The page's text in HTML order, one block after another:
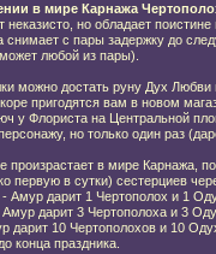
в мире Карнажа
неказисто, но обладает
снимает с пары задержку до
любой из пары).
можно достать руну Дух
пригодятся вам в новом
у Флориста на Центральной
но только один раз
произрастает в мире Карнажа,
первую в сутки) сестерциев
- Амур дарит 1 Чертополох и 1
Амур дарит 3 Чертополоха и 3
дарит 10 Чертополохов и 10
конца праздника.